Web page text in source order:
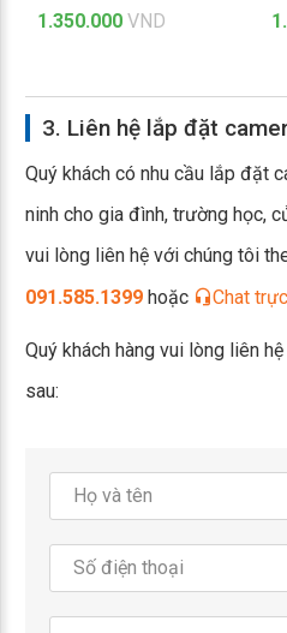
1.350.000 VND
3. Liên hệ lắp đặt
Quý khách có nhu cầu lắp đặt
ninh cho gia đình, trường học,
vui lòng liên hệ với chúng tôi
091.585.1399 hoặc Chat
Quý khách hàng vui lòng liên
sau: